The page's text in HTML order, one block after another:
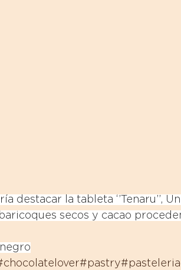
destacar la tableta ‘’Tenaru’’,
secos y cacao
#pastry#pasteleria